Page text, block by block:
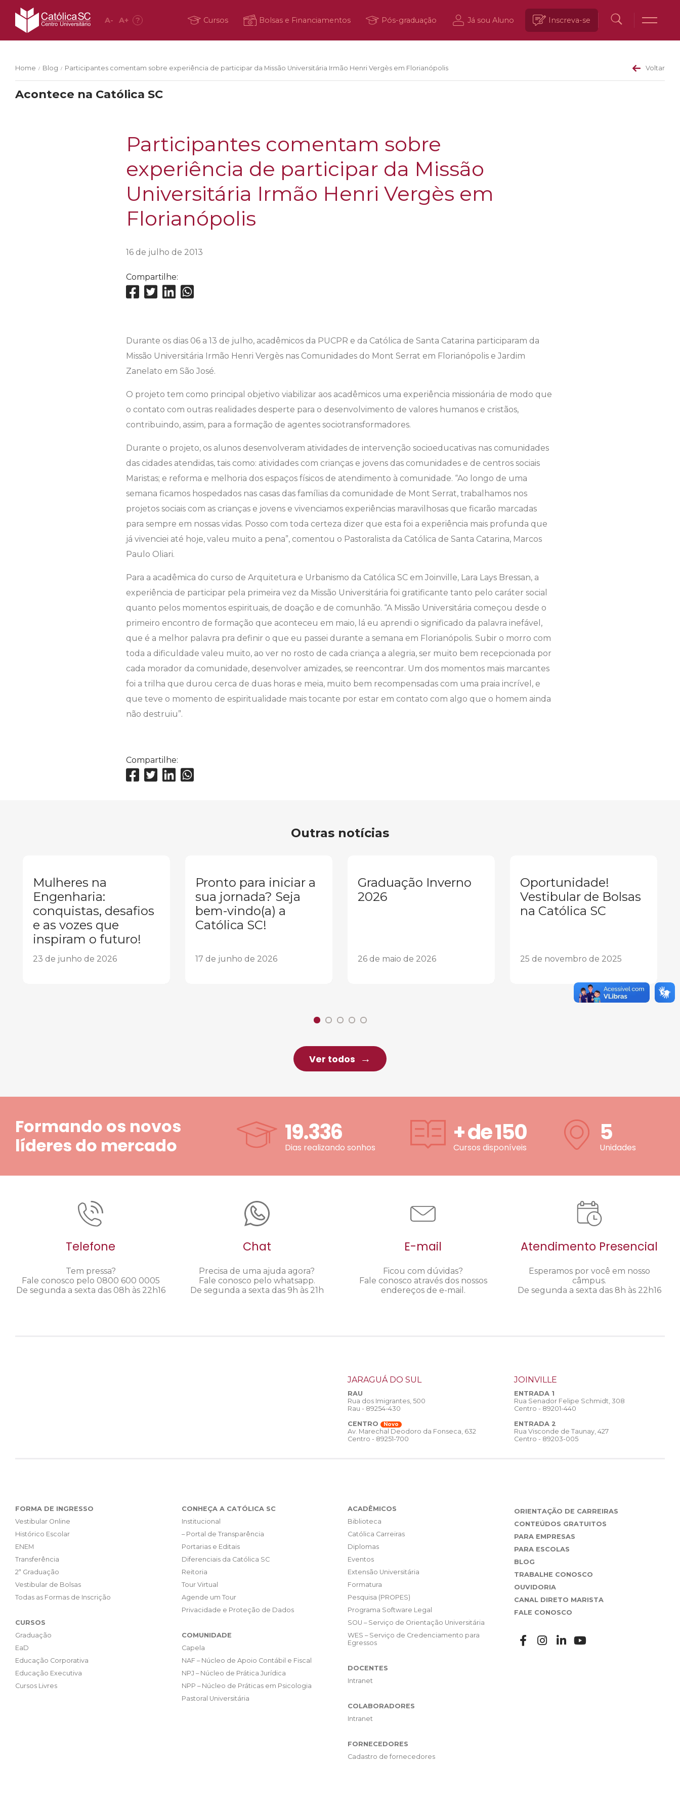
A- A+ ? Cursos Bolsas e Financiamentos Pós-graduação Já sou Aluno Inscreva-se
Home / Blog / Participantes comentam sobre experiência de participar da Missão Universitária Irmão Henri Vergès em Florianópolis Voltar
Acontece na Católica SC
Participantes comentam sobre
experiência de participar da Missão
Universitária Irmão Henri Vergès em
Florianópolis
16 de julho de 2013
Compartilhe:
Durante os dias 06 a 13 de julho, acadêmicos da PUCPR e da Católica de Santa Catarina participaram da
Missão Universitária Irmão Henri Vergès nas Comunidades do Mont Serrat em Florianópolis e Jardim
Zanelato em São José.
O projeto tem como principal objetivo viabilizar aos acadêmicos uma experiência missionária de modo que
o contato com outras realidades desperte para o desenvolvimento de valores humanos e cristãos,
contribuindo, assim, para a formação de agentes sociotransformadores.
Durante o projeto, os alunos desenvolveram atividades de intervenção socioeducativas nas comunidades
das cidades atendidas, tais como: atividades com crianças e jovens das comunidades e de centros sociais
Maristas; e reforma e melhoria dos espaços físicos de atendimento à comunidade. “Ao longo de uma
semana ficamos hospedados nas casas das famílias da comunidade de Mont Serrat, trabalhamos nos
projetos sociais com as crianças e jovens e vivenciamos experiências maravilhosas que ficarão marcadas
para sempre em nossas vidas. Posso com toda certeza dizer que esta foi a experiência mais profunda que
já vivenciei até hoje, valeu muito a pena”, comentou o Pastoralista da Católica de Santa Catarina, Marcos
Paulo Oliari.
Para a acadêmica do curso de Arquitetura e Urbanismo da Católica SC em Joinville, Lara Lays Bressan, a
experiência de participar pela primeira vez da Missão Universitária foi gratificante tanto pelo caráter social
quanto pelos momentos espirituais, de doação e de comunhão. “A Missão Universitária começou desde o
primeiro encontro de formação que aconteceu em maio, lá eu aprendi o significado da palavra inefável,
que é a melhor palavra pra definir o que eu passei durante a semana em Florianópolis. Subir o morro com
toda a dificuldade valeu muito, ao ver no rosto de cada criança a alegria, ser muito bem recepcionada por
cada morador da comunidade, desenvolver amizades, se reencontrar. Um dos momentos mais marcantes
foi a trilha que durou cerca de duas horas e meia, muito bem recompensadas com uma praia incrível, e
que teve o momento de espiritualidade mais tocante por estar em contato com algo que o homem ainda
não destruiu”.
Compartilhe:
Outras notícias
Mulheres na
Engenharia:
conquistas, desafios
e as vozes que
inspiram o futuro!
23 de junho de 2026
Pronto para iniciar a
sua jornada? Seja
bem-vindo(a) a
Católica SC!
17 de junho de 2026
Graduação Inverno
2026
26 de maio de 2026
Oportunidade!
Vestibular de Bolsas
na Católica SC
25 de novembro de 2025
Ver todos
Formando os novos
líderes do mercado
19.336
Dias realizando sonhos
+ de150
Cursos disponíveis
5
Unidades
Telefone
Tem pressa?
Fale conosco pelo 0800 600 0005
De segunda a sexta das 08h às 22h16
Chat
Precisa de uma ajuda agora?
Fale conosco pelo whatsapp.
De segunda a sexta das 9h às 21h
E-mail
Ficou com dúvidas?
Fale conosco através dos nossos
endereços de e-mail.
Atendimento Presencial
Esperamos por você em nosso
câmpus.
De segunda a sexta das 8h às 22h16
JARAGUÁ DO SUL
RAU
Rua dos Imigrantes, 500
Rau - 89254-430
CENTRO
Novo
Av. Marechal Deodoro da Fonseca, 632
Centro - 89251-700
JOINVILLE
ENTRADA 1
Rua Senador Felipe Schmidt, 308
Centro - 89201-440
ENTRADA 2
Rua Visconde de Taunay, 427
Centro - 89203-005
FORMA DE INGRESSO
Vestibular Online
Histórico Escolar
ENEM
Transferência
2ª Graduação
Vestibular de Bolsas
Todas as Formas de Inscrição
CURSOS
Graduação
EaD
Educação Corporativa
Educação Executiva
Cursos Livres
CONHEÇA A CATÓLICA SC
Institucional
– Portal de Transparência
Portarias e Editais
Diferenciais da Católica SC
Reitoria
Tour Virtual
Agende um Tour
Privacidade e Proteção de Dados
COMUNIDADE
Capela
NAF – Núcleo de Apoio Contábil e Fiscal
NPJ – Núcleo de Prática Jurídica
NPP – Núcleo de Práticas em Psicologia
Pastoral Universitária
ACADÊMICOS
Biblioteca
Católica Carreiras
Diplomas
Eventos
Extensão Universitária
Formatura
Pesquisa (PROPES)
Programa Software Legal
SOU – Serviço de Orientação Universitária
WES – Serviço de Credenciamento para
Egressos
DOCENTES
Intranet
COLABORADORES
Intranet
FORNECEDORES
Cadastro de fornecedores
ORIENTAÇÃO DE CARREIRAS
CONTEÚDOS GRATUITOS
PARA EMPRESAS
PARA ESCOLAS
BLOG
TRABALHE CONOSCO
OUVIDORIA
CANAL DIRETO MARISTA
FALE CONOSCO